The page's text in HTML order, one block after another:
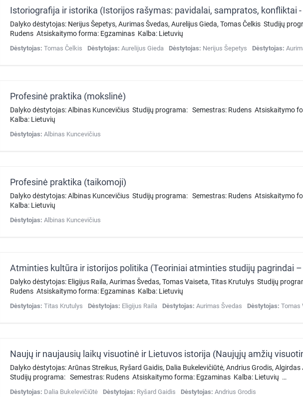
Dalyko dėstytojas: Nerijus Šepetys, Aurimas Švedas, Aurelijus Gieda, Tomas Čelkis Studijų
Rudens Atsiskaitymo forma: Egzaminas Kalba: Lietuvių
Dėstytojas: Tomas Čelkis Dėstytojas: Aurelijus Gieda Dėstytojas: Nerijus Šepetys Dėstytojas:
Profesinė praktika (mokslinė)
Dalyko dėstytojas: Albinas Kuncevičius Studijų programa: Semestras: Rudens Atsiskaitymo
Kalba: Lietuvių
Dėstytojas: Albinas Kuncevičius
Profesinė praktika (taikomoji)
Dalyko dėstytojas: Albinas Kuncevičius Studijų programa: Semestras: Rudens Atsiskaitymo
Kalba: Lietuvių
Dėstytojas: Albinas Kuncevičius
Dalyko dėstytojas: Eligijus Raila, Aurimas Švedas, Tomas Vaiseta, Titas Krutulys Studijų
Rudens Atsiskaitymo forma: Egzaminas Kalba: Lietuvių
Dėstytojas: Titas Krutulys Dėstytojas: Eligijus Raila Dėstytojas: Aurimas Švedas Dėstytojas: Tomas
Dalyko dėstytojas: Arūnas Streikus, Ryšard Gaidis, Dalia Bukelevičiūtė, Andrius Grodis,
Studijų programa: Semestras: Rudens Atsiskaitymo forma: Egzaminas Kalba: Lietuvių …
Dėstytojas: Dalia Bukelevičiūtė Dėstytojas: Ryšard Gaidis Dėstytojas: Andrius Grodis